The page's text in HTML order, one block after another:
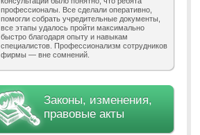
профессионалы. Все сделали оперативно,
помогли собрать учредительные документы,
все этапы удалось пройти максимально
быстро благодаря опыту и навыкам
специалистов. Профессионализм сотрудников
фирмы — вне сомнений.
Законы, изменения,
правовые акты